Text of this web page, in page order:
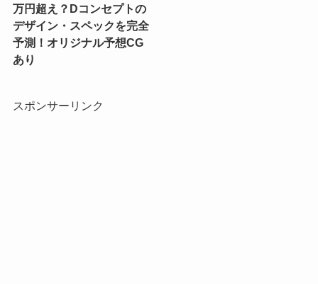
万円超え？Dコンセプトの
デザイン・スペックを完全
予測！オリジナル予想CG
あり
スポンサーリンク